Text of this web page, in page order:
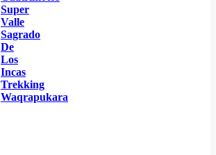
Super
Valle
Sagrado
De
Los
Incas
Trekking
Waqrapukara